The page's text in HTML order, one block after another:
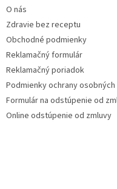
O nás
Zdravie bez receptu
Obchodné podmienky
Reklamačný formulár
Reklamačný poriadok
Podmienky ochrany
Formulár na odstúpenie od
Online odstúpenie od zmluvy